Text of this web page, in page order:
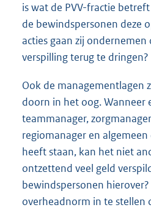
is wat de PVV-fractie
de bewindspersonen deze
acties gaan zij ondernemen
verspilling terug te dringen?
Ook de managementlagen
doorn in het oog. Wanneer
teammanager,
regiomanager en
heeft staan, kan het niet
ontzettend veel geld
bewindspersonen
overheadnorm in te stellen